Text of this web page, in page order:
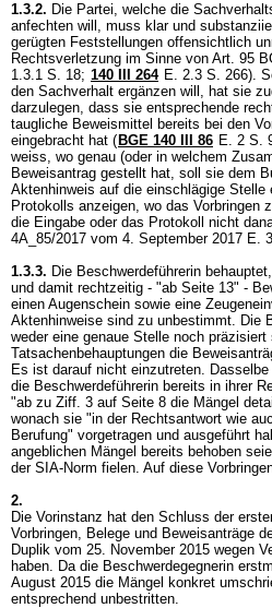
1.3.2. Die Partei, welche die
anfechten will, muss klar und
gerügten Feststellungen offensichtlich
Rechtsverletzung im Sinne von Art. 95
1.3.1 S. 18; 140 III 264 E. 2.3 S. 266).
den Sachverhalt ergänzen will, hat sie
darzulegen, dass sie entsprechende
taugliche Beweismittel bereits bei den
eingebracht hat ( BGE 140 III 86 E. 2 S.
weiss, wo genau (oder in welchem
Beweisantrag gestellt hat, soll sie dem
Aktenhinweis auf die einschlägige Stelle
Protokolls anzeigen, wo das Vorbringen
die Eingabe oder das Protokoll nicht
4A_85/2017 vom 4. September 2017 E.
1.3.3. Die Beschwerdeführerin
und damit rechtzeitig - "ab Seite 13" -
einen Augenschein sowie eine
Aktenhinweise sind zu unbestimmt. Die
weder eine genaue Stelle noch
Tatsachenbehauptungen die
Es ist darauf nicht einzutreten.
die Beschwerdeführerin bereits in ihrer
"ab zu Ziff. 3 auf Seite 8 die Mängel
wonach sie "in der Rechtsantwort wie
Berufung" vorgetragen und ausgeführt
angeblichen Mängel bereits behoben
der SIA-Norm fielen. Auf diese
2.
Die Vorinstanz hat den Schluss der
Vorbringen, Belege und Beweisanträge
Duplik vom 25. November 2015 wegen
haben. Da die Beschwerdegegnerin
August 2015 die Mängel konkret
entsprechend unbestritten.